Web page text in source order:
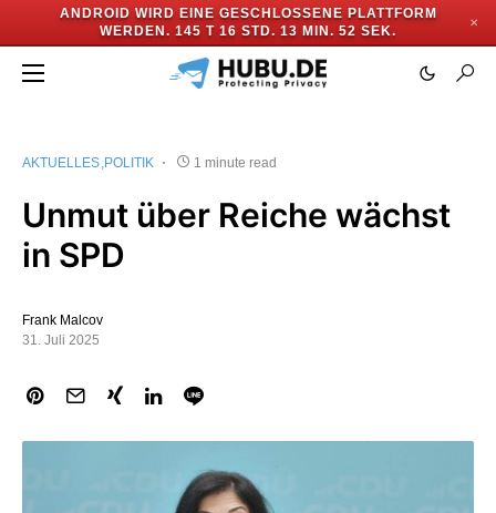
ANDROID WIRD EINE GESCHLOSSENE PLATTFORM
WERDEN. 145 T 16 STD. 13 MIN. 51 SEK.
✕
AKTUELLES POLITIK 1 minute read
Unmut über Reiche wächst
in SPD
Frank Malcov
31. Juli 2025